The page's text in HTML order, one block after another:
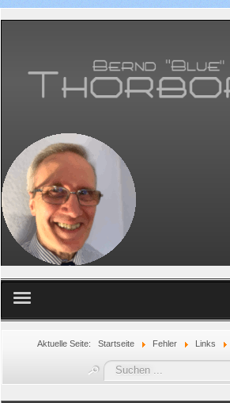
Aktuelle Seite: Startseite Fehler Links
Suchen
...